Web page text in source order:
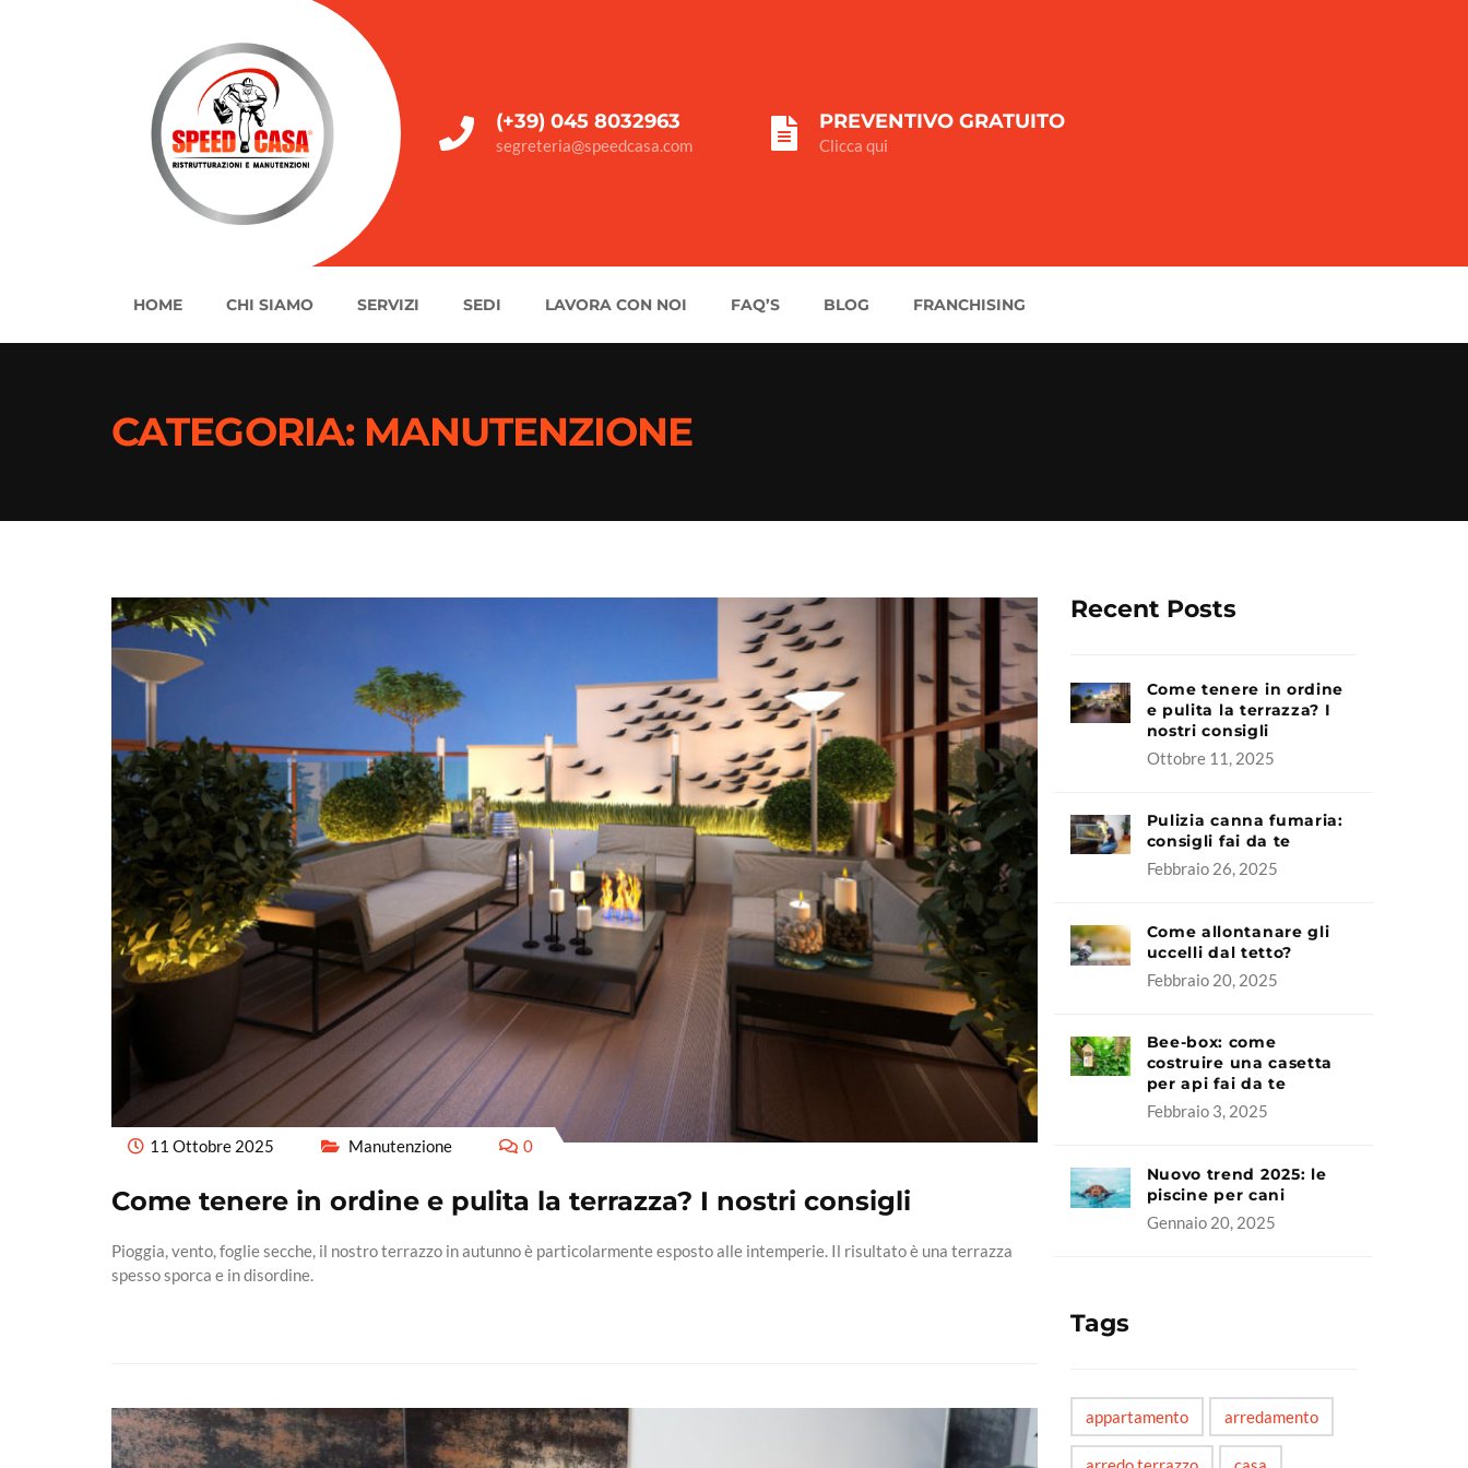
(+39) 045 8032963
segreteria@speedcasa.com
PREVENTIVO GRATUITO
Clicca qui
HOME CHI SIAMO SERVIZI SEDI LAVORA CON NOI FAQ’S BLOG FRANCHISING
CATEGORIA: MANUTENZIONE
11 Ottobre 2025 Manutenzione 0
Come tenere in ordine e pulita la terrazza? I nostri consigli
Pioggia, vento, foglie secche, il nostro terrazzo in autunno è particolarmente esposto alle intemperie. Il risultato è una terrazza
spesso sporca e in disordine.
Recent Posts
Come tenere in ordine
e pulita la terrazza? I
nostri consigli
Ottobre 11, 2025
Pulizia canna fumaria:
consigli fai da te
Febbraio 26, 2025
Come allontanare gli
uccelli dal tetto?
Febbraio 20, 2025
Bee-box: come
costruire una casetta
per api fai da te
Febbraio 3, 2025
Nuovo trend 2025: le
piscine per cani
Gennaio 20, 2025
Tags
appartamento arredamento